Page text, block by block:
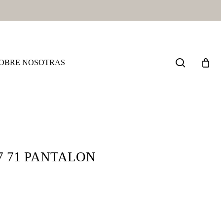
NOSOTRAS search
71 PANTALON